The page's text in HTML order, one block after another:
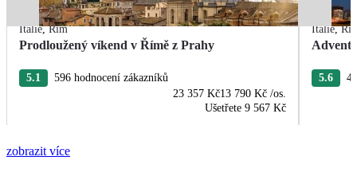
Itálie,Řím
Prodloužený víkend v Římě z Prahy
5.1
596 hodnocení zákazníků
23 357 Kč13 790 Kč /os.
Ušetřete 9 567 Kč
Itálie,
Advent
5.6
zobrazit více